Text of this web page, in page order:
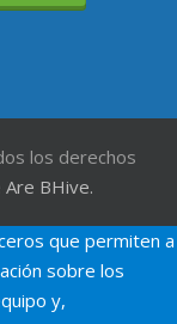
los derechos
Are BHive.
que permiten a
sobre los
y,